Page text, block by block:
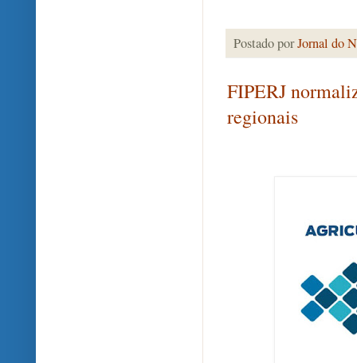
Postado porJornal do
FIPERJ
regionais